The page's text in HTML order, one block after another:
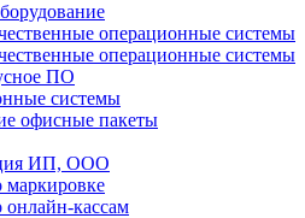
операционные системы
операционные системы
ПО
системы
офисные пакеты
ИП, ООО
маркировке
онлайн-кассам